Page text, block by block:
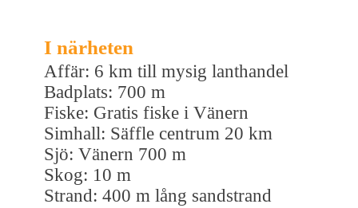
I närheten
Affär: 6 km till mysig lanthandel
Badplats: 700 m
Fiske: Gratis fiske i Vänern
Simhall: Säffle centrum 20 km
Sjö: Vänern 700 m
Skog: 10 m
Strand: 400 m lång sandstrand